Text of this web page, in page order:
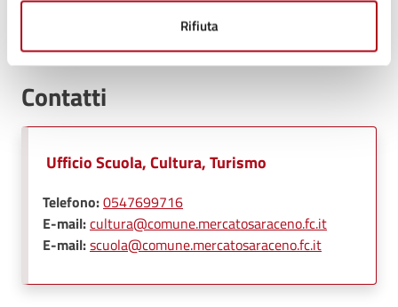
Rifiuta
Contatti
Ufficio Scuola, Cultura, Turismo
Telefono:0547699716
E-mail:cultura@comune.mercatosaraceno.fc.it
E-mail:scuola@comune.mercatosaraceno.fc.it